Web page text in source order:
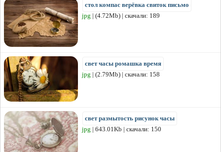
стол компас верёвка свиток письмо
jpg | (4.72Mb) | скачали: 189
свет часы ромашка время
jpg | (2.79Mb) | скачали: 158
свет размытость рисунок часы
jpg | 643.01Kb | скачали: 150